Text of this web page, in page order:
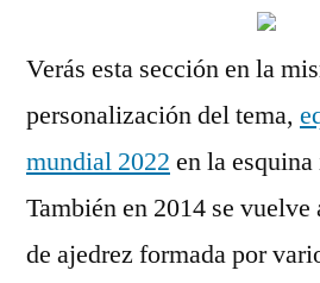
Verás esta sección en la
personalización del tema,
mundial 2022 en la
También en 2014 se
de ajedrez formada por